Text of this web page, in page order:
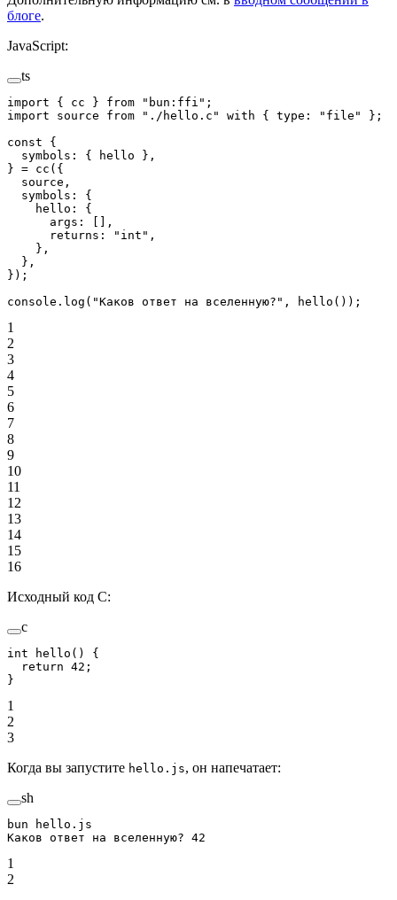
блоге.
JavaScript:
ts
import { cc } from "bun:ffi" ;
import source from "./hello.c" with { type: "file"
};
const {
  symbols
: { hello },
} = cc ({
  source,
  symbols: {
    hello: {
      args: [],
      returns:
"int" ,
    },
  },
});
console. log ( "Каков ответ на вселенную?" , hello ());
1
2
3
4
5
6
7
8
9
10
11
12
13
14
15
16
Исходный код C:
c
int hello () {
  return
42 ;
}
1
2
3
Когда вы запустите hello.js, он напечатает:
sh
bun hello.js
Каков ответ на вселенную? 42
1
2